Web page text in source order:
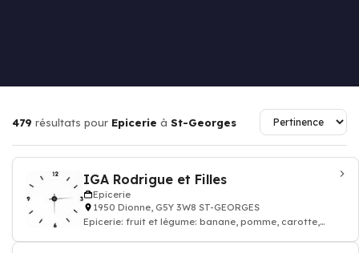
479 résultats pour Epicerie à St-Georges
IGA Rodrigue et Filles
Epicerie
1950 Dionne, G5Y 3W8 ST-GEORGES
Epicerie: fruit et légume: banane, pomme, carotte,